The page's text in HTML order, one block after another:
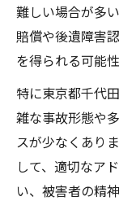
難しい場合が多
賠償や後遺障害
を得られる可能
特に東京都千代
雑な事故形態や
スが少なくあり
して、適切なア
い、被害者の精